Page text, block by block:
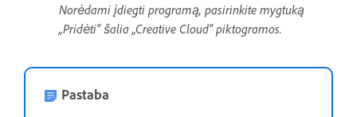
Norėdami įdiegti programą, pasirinkite mygtuką
„Pridėti“ šalia „Creative Cloud“ piktogramos.
Pastaba